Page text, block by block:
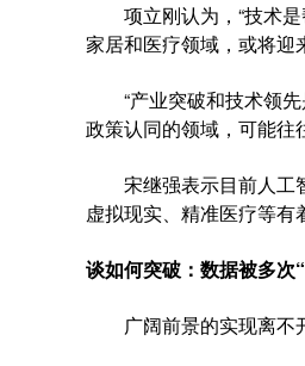
项立刚认为，“技术是
家居和医疗领域，或将迎
“产业突破和技术领先
政策认同的领域，可能往
宋继强表示目前人工智
虚拟现实、精准医疗等有
谈如何突破：数据被多次
广阔前景的实现离不开